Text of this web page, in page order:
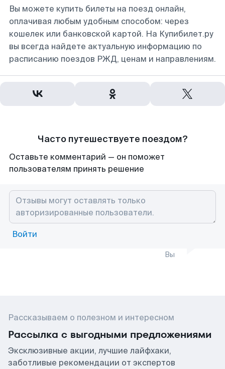
Вы можете купить билеты на поезд онлайн,
оплачивая любым удобным способом: через
кошелек или банковской картой. На Купибилет.ру
вы всегда найдете актуальную информацию по
расписанию поездов РЖД, ценам и направлениям.
Часто путешествуете поездом?
Оставьте комментарий — он поможет
пользователям принять решение
Войти
Вы
Рассказываем о полезном и интересном
Рассылка с выгодными предложениями
Эксклюзивные акции, лучшие лайфхаки,
заботливые рекомендации от экспертов